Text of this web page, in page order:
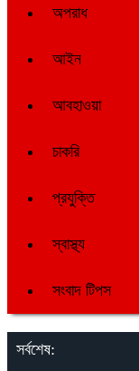
অপরাধ
আইন
আবহাওয়া
চাকরি
প্রযুক্তি
স্বাস্থ্য
সংবাদ টিপস
সর্বশেষ: